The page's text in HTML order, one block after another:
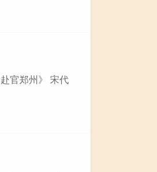
官郑州》 宋代